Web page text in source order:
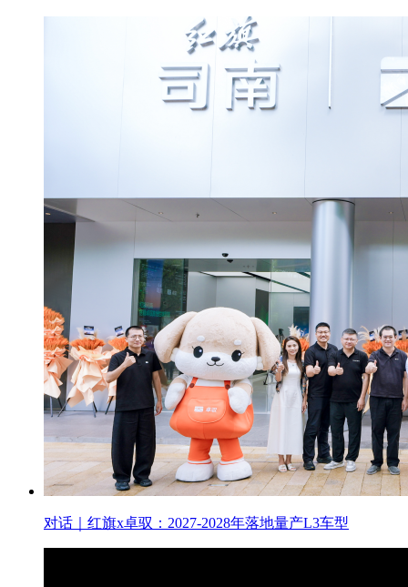
对话｜红旗x卓驭：2027-2028年落地量产L3车型